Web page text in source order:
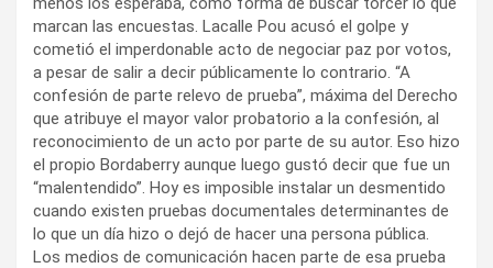
marcan las encuestas. Lacalle Pou acusó el golpe y
cometió el imperdonable acto de negociar paz por votos,
a pesar de salir a decir públicamente lo contrario. “A
confesión de parte relevo de prueba”, máxima del Derecho
que atribuye el mayor valor probatorio a la confesión, al
reconocimiento de un acto por parte de su autor. Eso hizo
el propio Bordaberry aunque luego gustó decir que fue un
“malentendido”. Hoy es imposible instalar un desmentido
cuando existen pruebas documentales determinantes de
lo que un día hizo o dejó de hacer una persona pública.
Los medios de comunicación hacen parte de esa prueba